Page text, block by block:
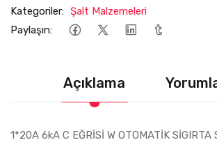
Kategoriler: Şalt Malzemeleri
Paylaşın:
Açıklama
1*20A 6kA C EĞRİSİ W OTOMATİK SİGIRTA